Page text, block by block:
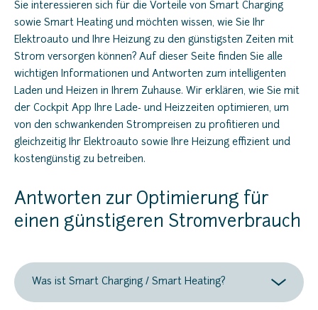
Sie interessieren sich für die Vorteile von Smart Charging
sowie Smart Heating und möchten wissen, wie Sie Ihr
Elektroauto und Ihre Heizung zu den günstigsten Zeiten mit
Strom versorgen können? Auf dieser Seite finden Sie alle
wichtigen Informationen und Antworten zum intelligenten
Laden und Heizen in Ihrem Zuhause. Wir erklären, wie Sie mit
der Cockpit App Ihre Lade- und Heizzeiten optimieren, um
von den schwankenden Strompreisen zu profitieren und
gleichzeitig Ihr Elektroauto sowie Ihre Heizung effizient und
kostengünstig zu betreiben.
Antworten zur Optimierung für
einen günstigeren Stromverbrauch
Was ist Smart Charging / Smart Heating?